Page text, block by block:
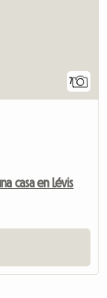
7
casa en Lévis